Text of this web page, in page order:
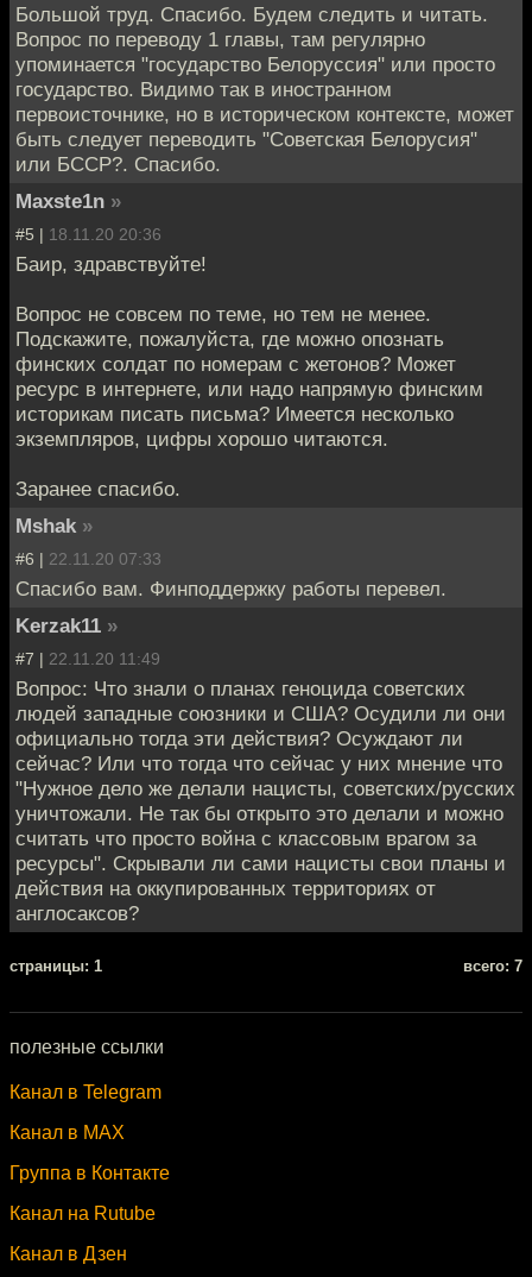
Большой труд. Спасибо. Будем следить и читать.
Вопрос по переводу 1 главы, там регулярно
упоминается "государство Белоруссия" или просто
государство. Видимо так в иностранном
первоисточнике, но в историческом контексте, может
быть следует переводить "Советская Белорусия"
или БССР?. Спасибо.
Maxste1n »
#5 | 18.11.20 20:36
Баир, здравствуйте!
Вопрос не совсем по теме, но тем не менее.
Подскажите, пожалуйста, где можно опознать
финских солдат по номерам с жетонов? Может
ресурс в интернете, или надо напрямую финским
историкам писать письма? Имеется несколько
экземпляров, цифры хорошо читаются.
Заранее спасибо.
Mshak »
#6 | 22.11.20 07:33
Спасибо вам. Финподдержку работы перевел.
Kerzak11 »
#7 | 22.11.20 11:49
Вопрос: Что знали о планах геноцида советских
людей западные союзники и США? Осудили ли они
официально тогда эти действия? Осуждают ли
сейчас? Или что тогда что сейчас у них мнение что
"Нужное дело же делали нацисты, советских/русских
уничтожали. Не так бы открыто это делали и можно
считать что просто война с классовым врагом за
ресурсы". Скрывали ли сами нацисты свои планы и
действия на оккупированных территориях от
англосаксов?
cтраницы: 1 всего: 7
полезные ссылки
Канал в Telegram
Канал в MAX
Группа в Контакте
Канал на Rutube
Канал в Дзен